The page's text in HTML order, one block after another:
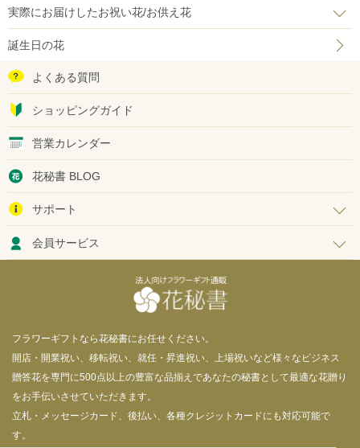
実際にお届けしたお祝い花/お供え花
誕生日の花
よくある質問
ショッピングガイド
営業カレンダー
花秘書 BLOG
サポート
会員サービス
フラワーギフトなら花秘書にお任せください。
開店・開業祝い、移転祝い、就任・昇進祝い、上場祝いなど様々なビジネス
贈答花を専門に500点以上の豊富な品揃えであなたの秘書として最適な花贈り
をお手伝いさせていただきます。
立札・メッセージカード、後払い、各種クレジットカードにも対応可能で
す。